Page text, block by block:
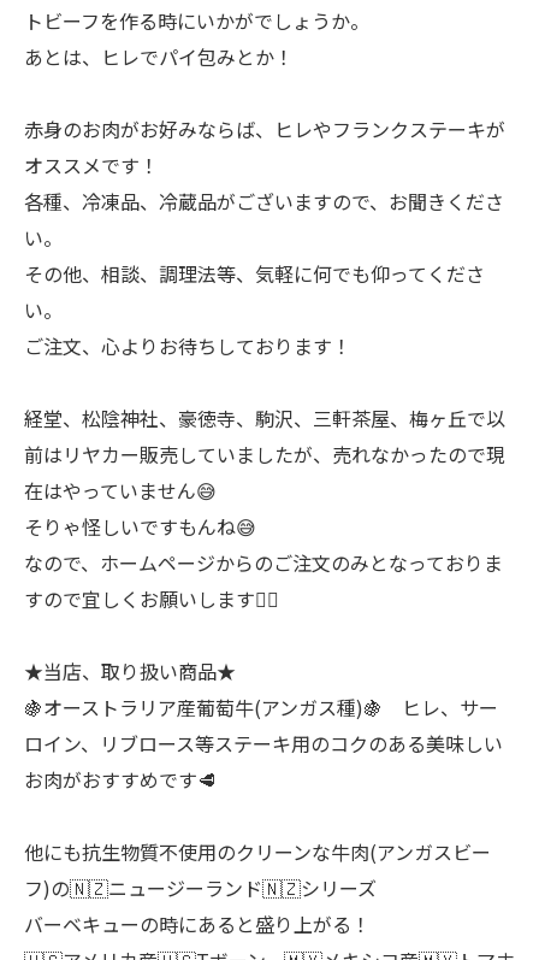
トビーフを作る時にいかがでしょうか。
あとは、ヒレでパイ包みとか！
赤身のお肉がお好みならば、ヒレやフランクステーキが
オススメです！
各種、冷凍品、冷蔵品がございますので、お聞きくださ
い。
その他、相談、調理法等、気軽に何でも仰ってくださ
い。
ご注文、心よりお待ちしております！
経堂、松陰神社、豪徳寺、駒沢、三軒茶屋、梅ヶ丘で以
前はリヤカー販売していましたが、売れなかったので現
在はやっていません😅
そりゃ怪しいですもんね😅
なので、ホームページからのご注文のみとなっておりま
すので宜しくお願いします🙇‍♂
★当店、取り扱い商品★
🍇オーストラリア産葡萄牛(アンガス種)🍇 ヒレ、サー
ロイン、リブロース等ステーキ用のコクのある美味しい
お肉がおすすめです🥩
他にも抗生物質不使用のクリーンな牛肉(アンガスビー
フ)の🇳🇿ニュージーランド🇳🇿シリーズ
バーベキューの時にあると盛り上がる！